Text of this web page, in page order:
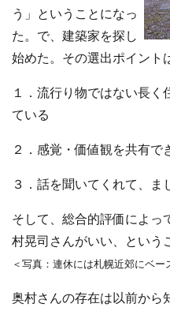
う」ということになっ
た。で、建築家を探し
始めた。その選出ポイント
１．流行り物ではない長く
ている
２．感覚・価値観を共有で
３．話を聞いてくれて、ま
そして、総合的評価によっ
村晃司さんがいい、という
＜写真：連休には札幌近郊にベ
奥村さんの存在は以前から